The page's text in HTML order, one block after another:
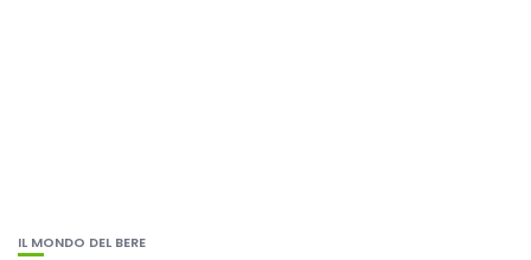
IL MONDO DEL BERE